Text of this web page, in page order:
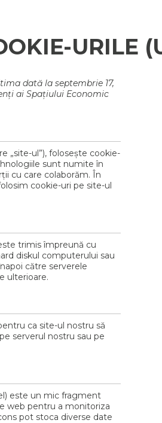
URILE
dată la septembrie 17,
ai Spațiului Economic
„site-ul”), folosește cookie-
sunt numite în
cu care colaborăm. În
cookie-uri pe site-ul
trimis împreună cu
diskul computerului sau
către serverele
ulterioare.
ca site-ul nostru să
serverul nostru sau pe
este un mic fragment
web pentru a monitoriza
pot stoca diverse date